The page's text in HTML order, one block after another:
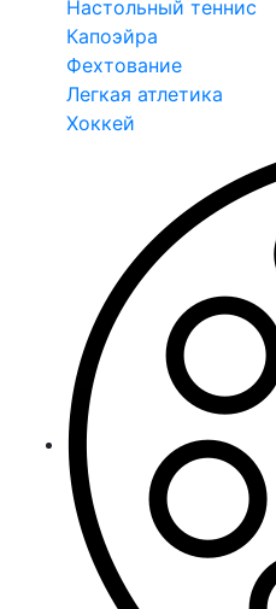
Настольный теннис
Капоэйра
Фехтование
Легкая атлетика
Хоккей